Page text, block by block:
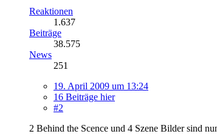
Reaktionen
1.637
Beiträge
38.575
News
251
19. April 2009 um 13:24
16 Beiträge hier
#2
2 Behind the Scence und 4 Szene Bilder sind